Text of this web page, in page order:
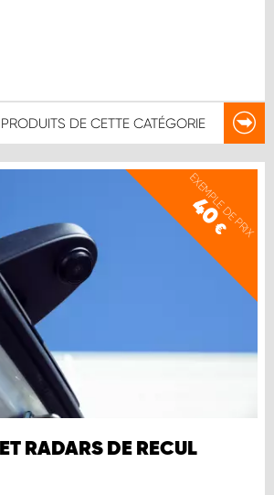
DE CETTE CATÉGORIE
EXEMPLE DE PRIX
40
€
RADARS DE RECUL